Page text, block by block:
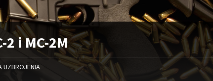
i MC-2M
UZBROJENIA